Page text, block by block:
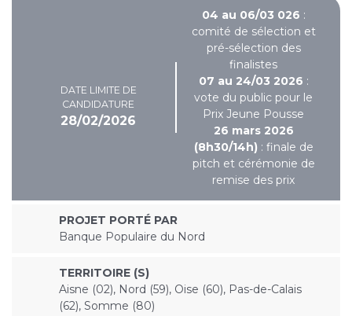
DATE LIMITE DE
CANDIDATURE
28/02/2026
04 au 06/03 026 :
comité de sélection et
pré-sélection des
finalistes
07 au 24/03 2026 :
vote du public pour le
Prix Jeune Pousse
26 mars 2026
(8h30/14h) : finale de
pitch et cérémonie de
remise des prix
PROJET PORTÉ PAR
Banque Populaire du Nord
TERRITOIRE (S)
Aisne (02), Nord (59), Oise (60), Pas-de-Calais
(62), Somme (80)